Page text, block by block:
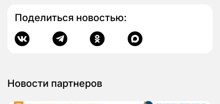
Поделиться новостью:
Новости партнеров